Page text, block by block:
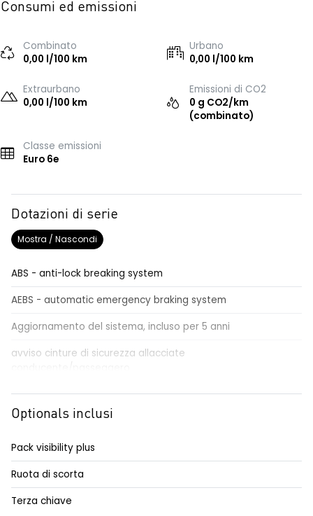
Consumi ed emissioni
Combinato
0,00 l/100 km
Urbano
0,00 l/100 km
Extraurbano
0,00 l/100 km
Emissioni di CO2
0 g CO2/km
(combinato)
Classe emissioni
Euro 6e
Dotazioni di serie
Mostra / Nascondi
ABS - anti-lock breaking system
AEBS - automatic emergency braking system
Aggiornamento del sistema, incluso per 5 anni
avviso cinture di sicurezza allacciate
cerchi in acciaio da 16''
chiamata di emergenza
Chiamata di emergenza E-CALL
cinture di sicurezza con pretensionatore e limitatore di
carico - fila 1
Optionals inclusi
Pack visibility plus
Ruota di scorta
Terza chiave